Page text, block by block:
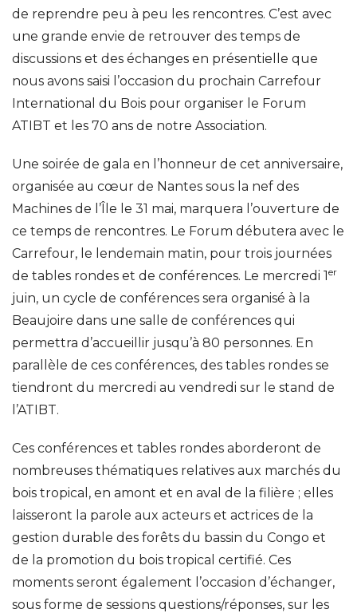
de reprendre peu à peu les rencontres. C’est avec
une grande envie de retrouver des temps de
discussions et des échanges en présentielle que
nous avons saisi l’occasion du prochain Carrefour
International du Bois pour organiser le Forum
ATIBT et les 70 ans de notre Association.
Une soirée de gala en l’honneur de cet anniversaire,
organisée au cœur de Nantes sous la nef des
Machines de l’Île le 31 mai, marquera l’ouverture de
ce temps de rencontres. Le Forum débutera avec le
Carrefour, le lendemain matin, pour trois journées
de tables rondes et de conférences. Le mercredi 1er
juin, un cycle de conférences sera organisé à la
Beaujoire dans une salle de conférences qui
permettra d’accueillir jusqu’à 80 personnes. En
parallèle de ces conférences, des tables rondes se
tiendront du mercredi au vendredi sur le stand de
l’ATIBT.
Ces conférences et tables rondes aborderont de
nombreuses thématiques relatives aux marchés du
bois tropical, en amont et en aval de la filière ; elles
laisseront la parole aux acteurs et actrices de la
gestion durable des forêts du bassin du Congo et
de la promotion du bois tropical certifié. Ces
moments seront également l’occasion d’échanger,
sous forme de sessions questions/réponses, sur les